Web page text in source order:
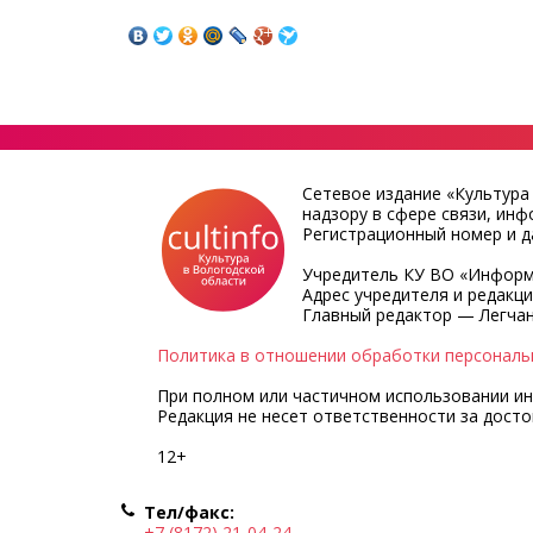
Сетевое издание
надзору в сфере связи,
Регистрационный номер и
Учредитель КУ ВО
Адрес учредителя и
Главный редактор —
Политика в отношении обработки
При полном или частичном использовании
Редакция не несет ответственности за
12+
Тел/факс: